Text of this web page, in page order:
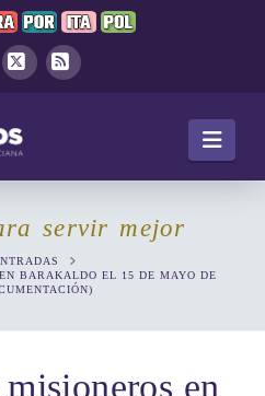
servir mejor
BARAKALDO EL 15 DE MAYO DE
en